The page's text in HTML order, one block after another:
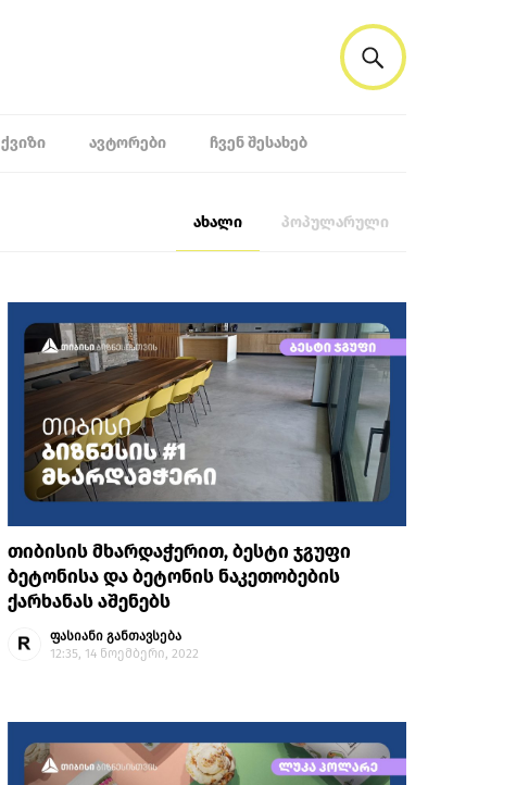
ᲥᲕᲘᲖᲘ ᲐᲕᲢᲝᲠᲔᲑᲘ ᲩᲕᲔᲜ ᲨᲔᲡᲐᲮᲔᲑ
ახალი პოპულარული
თიბისის მხარდაჭერით, ბესტი ჯგუფი
ბეტონისა და ბეტონის ნაკეთობების
ქარხანას აშენებს
ფასიანი განთავსება
12:35, 14 ნოემბერი, 2022